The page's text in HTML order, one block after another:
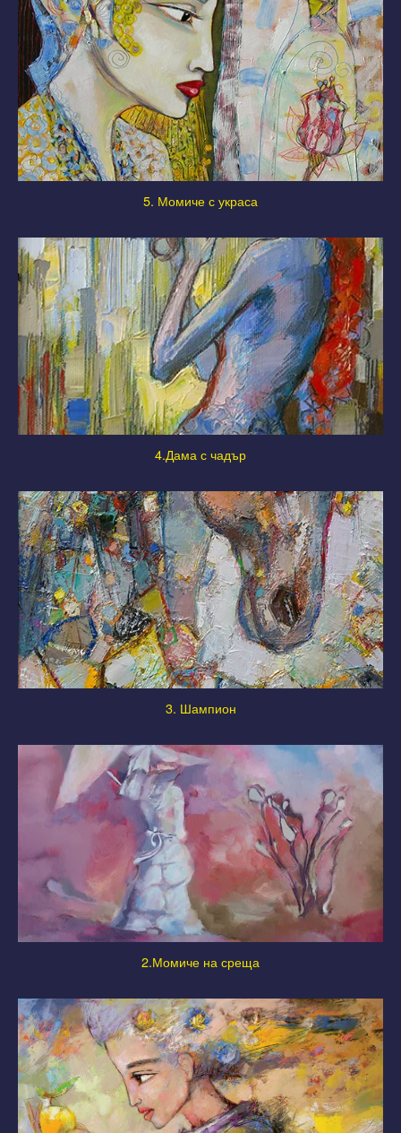
5. Момиче с украса
4.Дама с чадър
3. Шампион
2.Момиче на среща